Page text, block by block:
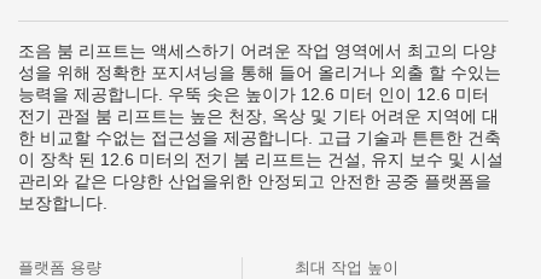
조음 붐 리프트는 액세스하기 어려운 작업 영역에서 최고의 다양
성을 위해 정확한 포지셔닝을 통해 들어 올리거나 외출 할 수있는
능력을 제공합니다. 우뚝 솟은 높이가 12.6 미터 인이 12.6 미터
전기 관절 붐 리프트는 높은 천장, 옥상 및 기타 어려운 지역에 대
한 비교할 수없는 접근성을 제공합니다. 고급 기술과 튼튼한 건축
이 장착 된 12.6 미터의 전기 붐 리프트는 건설, 유지 보수 및 시설
관리와 같은 다양한 산업을위한 안정되고 안전한 공중 플랫폼을
보장합니다.
플랫폼 용량
최대 작업 높이